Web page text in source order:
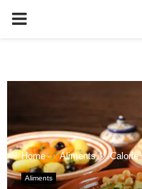
PRIMARY
Home Aliments Calorie
Aliments